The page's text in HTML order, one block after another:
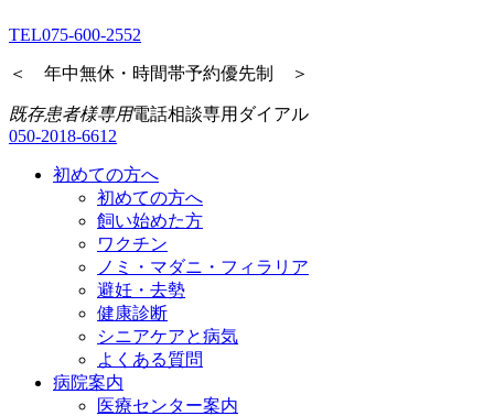
TEL075-600-2552
＜ 年中無休・時間帯予約優先制 ＞
既存患者様専用電話相談専用ダイアル
050-2018-6612
初めての方へ
初めての方へ
飼い始めた方
ワクチン
ノミ・マダニ・フィラリア
避妊・去勢
健康診断
シニアケアと病気
よくある質問
病院案内
医療センター案内